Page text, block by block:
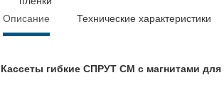
Описание Технические характеристики
Кассеты гибкие СПРУТ СМ с магнитами для